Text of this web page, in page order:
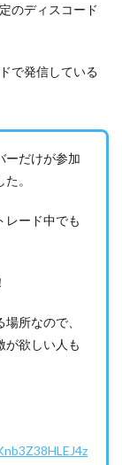
のディスコード
で発信している
ーだけが参加
。
レード中でも
所なので、
が欲しい人も